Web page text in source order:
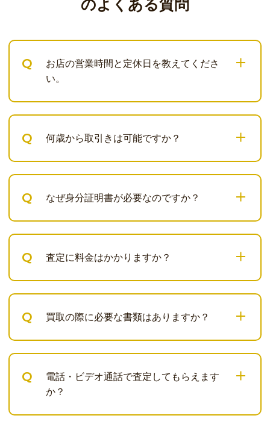
のよくある質問
Q
お店の営業時間と定休日を教えてくださ
い。
Q 何歳から取引きは可能ですか？
Q なぜ身分証明書が必要なのですか？
Q 査定に料金はかかりますか？
Q 買取の際に必要な書類はありますか？
Q
電話・ビデオ通話で査定してもらえます
か？